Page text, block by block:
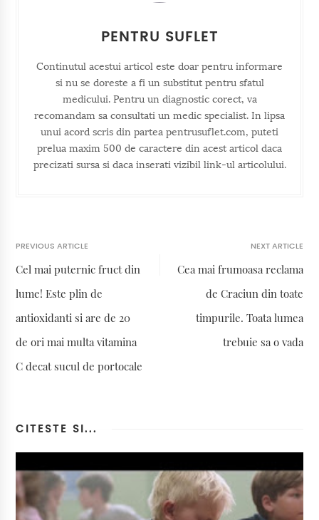
PENTRU SUFLET
Continutul acestui articol este doar pentru informare
si nu se doreste a fi un substitut pentru sfatul
medicului. Pentru un diagnostic corect, va
recomandam sa consultati un medic specialist. In lipsa
unui acord scris din partea pentrusuflet.com, puteti
prelua maxim 500 de caractere din acest articol daca
precizati sursa si daca inserati vizibil link-ul articolului.
PREVIOUS ARTICLE
Cel mai puternic fruct din
lume! Este plin de
antioxidanti si are de 20
de ori mai multa vitamina
C decat sucul de portocale
NEXT ARTICLE
Cea mai frumoasa reclama
de Craciun din toate
timpurile. Toata lumea
trebuie sa o vada
CITESTE SI...